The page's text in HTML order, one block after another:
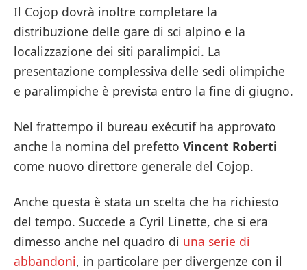
Il Cojop dovrà inoltre completare la
distribuzione delle gare di sci alpino e la
localizzazione dei siti paralimpici. La
presentazione complessiva delle sedi olimpiche
e paralimpiche è prevista entro la fine di giugno.
Nel frattempo il bureau exécutif ha approvato
anche la nomina del prefetto Vincent Roberti
come nuovo direttore generale del Cojop.
Anche questa è stata un scelta che ha richiesto
del tempo. Succede a Cyril Linette, che si era
dimesso anche nel quadro di una serie di
abbandoni, in particolare per divergenze con il